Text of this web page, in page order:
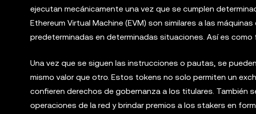
ejecutan mecánicamente una vez que se cumplen
Ethereum Virtual Machine (EVM) son similares a las
predeterminadas en determinadas situaciones. Así es como
Una vez que se siguen las instrucciones o pautas, se
mismo valor que otro. Estos tokens no solo permiten un
confieren derechos de gobernanza a los titulares. También
operaciones de la red y brindar premios a los stakers en